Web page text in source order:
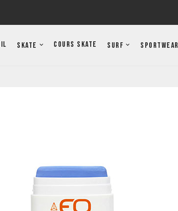
Skate Cours Skate Surf Sportwear